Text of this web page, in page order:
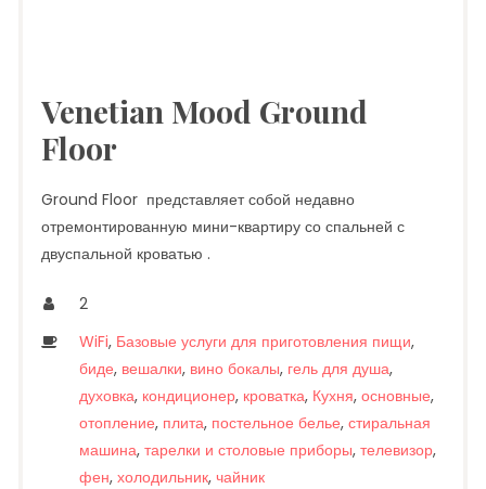
Venetian Mood Ground
Floor
Ground Floor представляет собой недавно
отремонтированную мини-квартиру со спальней с
двуспальной кроватью .
2
WiFi, Базовые услуги для приготовления пищи,
биде, вешалки, вино бокалы, гель для душа,
духовка, кондиционер, кроватка, Кухня, основные,
отопление, плита, постельное белье, стиральная
машина, тарелки и столовые приборы, телевизор,
фен, холодильник, чайник